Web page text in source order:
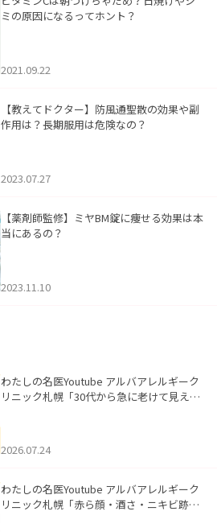
ミの原因になるってホント？
2021.09.22
【教えてドクター】防風通聖散の効果や副
作用は？長期服用は危険なの？
2023.07.27
【薬剤師監修】ミヤBM錠に痩せる効果は本
当にあるの？
2023.11.10
わたしの名医Youtube アルバアレルギーク
リニック札幌「30代から急に老けて見える
2026.07.24
わたしの名医Youtube アルバアレルギーク
リニック札幌「赤ら顔・酒さ・ニキビ跡に